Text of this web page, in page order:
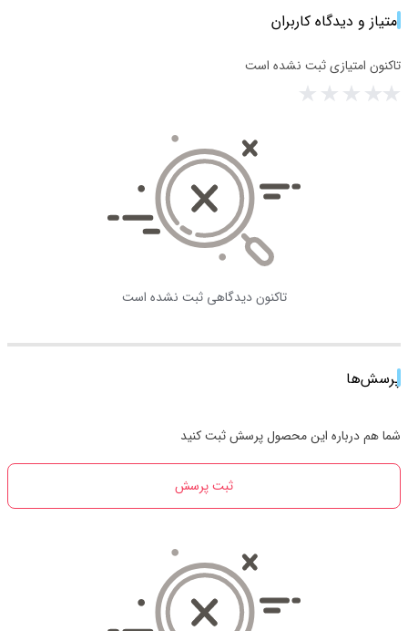
امتیاز و دیدگاه کاربران
تاکنون امتیازی ثبت نشده است
تاکنون دیدگاهی ثبت نشده است
پرسش‌ها
شما هم درباره این محصول پرسش ثبت کنید
ثبت پرسش